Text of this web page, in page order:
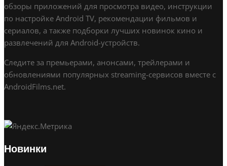
обзоры приложений для просмотра видео, инструкции
по настройке Android TV, рекомендации фильмов и
сериалов, а также подборки лучших новинок кино и
развлечений для Android-устройств.
Следите за премьерами, анонсами, трейлерами и
обновлениями популярных streaming-сервисов вместе с
AndroidFilms.net.
Новинки